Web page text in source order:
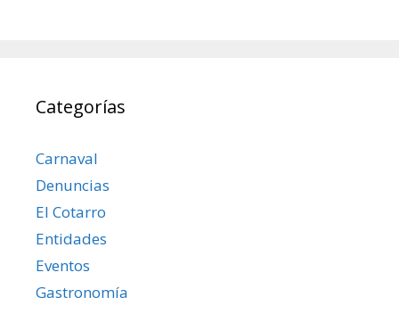
Categorías
Carnaval
Denuncias
El Cotarro
Entidades
Eventos
Gastronomía